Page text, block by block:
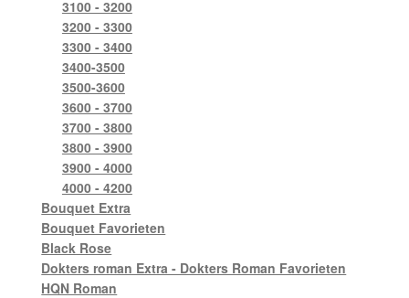
3100 - 3200
3200 - 3300
3300 - 3400
3400-3500
3500-3600
3600 - 3700
3700 - 3800
3800 - 3900
3900 - 4000
4000 - 4200
Bouquet Extra
Bouquet Favorieten
Black Rose
Dokters roman Extra - Dokters Roman Favorieten
HQN Roman